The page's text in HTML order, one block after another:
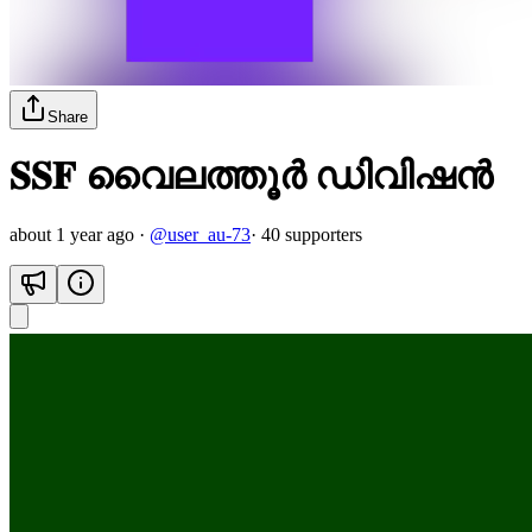
Share
𝐒𝐒𝐅 വൈലത്തൂർ ഡിവിഷൻ
about 1 year ago · @user_au-73· 40 supporters